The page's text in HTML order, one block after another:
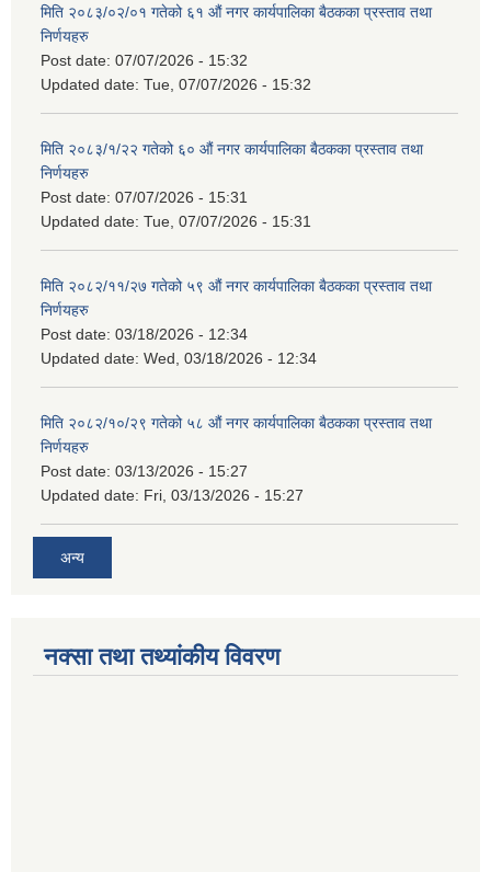
मिति २०८३/०२/०१ गतेको ६१ औं नगर कार्यपालिका बैठकका प्रस्ताव तथा
निर्णयहरु
Post date: 07/07/2026 - 15:32
Updated date: Tue, 07/07/2026 - 15:32
मिति २०८३/१/२२ गतेको ६० औं नगर कार्यपालिका बैठकका प्रस्ताव तथा
निर्णयहरु
Post date: 07/07/2026 - 15:31
Updated date: Tue, 07/07/2026 - 15:31
मिति २०८२/११/२७ गतेको ५९ औं नगर कार्यपालिका बैठकका प्रस्ताव तथा
निर्णयहरु
Post date: 03/18/2026 - 12:34
Updated date: Wed, 03/18/2026 - 12:34
मिति २०८२/१०/२९ गतेको ५८ औं नगर कार्यपालिका बैठकका प्रस्ताव तथा
निर्णयहरु
Post date: 03/13/2026 - 15:27
Updated date: Fri, 03/13/2026 - 15:27
अन्य
नक्सा तथा तथ्यांकीय विवरण